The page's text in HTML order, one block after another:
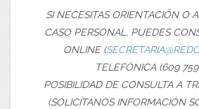
SI NECESITAS ORIENTACIÓN O
CASO PERSONAL, PUEDES
ONLINE (
TELEFÓNICA (609
POSIBILIDAD DE CONSULTA A
(SOLICÍTANOS INFORMACIÓN